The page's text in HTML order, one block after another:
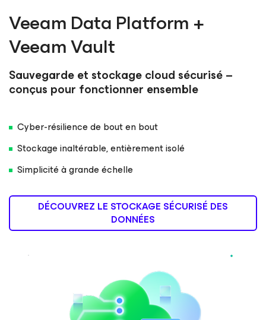
Veeam Data Platform +
Veeam Vault
Sauvegarde et stockage cloud sécurisé –
conçus pour fonctionner ensemble
Cyber-résilience de bout en bout
Stockage inaltérable, entièrement isolé
Simplicité à grande échelle
DÉCOUVREZ LE STOCKAGE SÉCURISÉ DES
DONNÉES